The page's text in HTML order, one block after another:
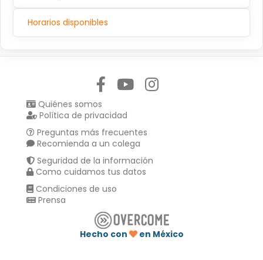
Horarios disponibles
Quiénes somos
Política de privacidad
Preguntas más frecuentes
Recomienda a un colega
Seguridad de la información
Como cuidamos tus datos
Condiciones de uso
Prensa
Hecho con
en México